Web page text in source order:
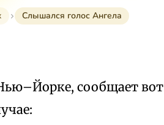
Слышался голос Ангела
сообщает вот